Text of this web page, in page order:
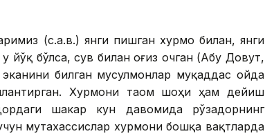
(с.а.в.) янги пишган хурмо билан, янги
йўқ бўлса, сув билан оғиз очган (Абу Довут,
билган мусулмонлар муқаддас ойда
Хурмони таом шоҳи ҳам дейиш
шакар кун давомида рўзадорнинг
мутахассислар хурмони бошқа вақтларда